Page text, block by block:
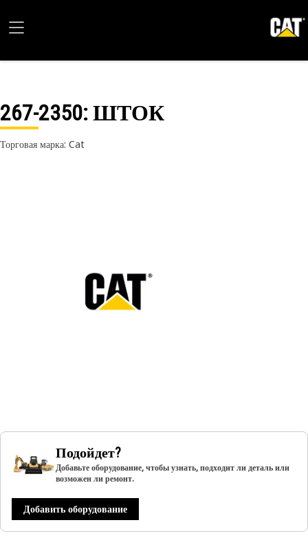
267-2350: ШТОК
Торговая марка: Cat
Подойдет?
Добавьте оборудование, чтобы узнать, подходит ли деталь или
возможен ли ремонт.
Добавить оборудование